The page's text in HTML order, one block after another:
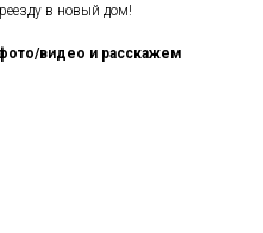
в новый дом!
видео и расскажем